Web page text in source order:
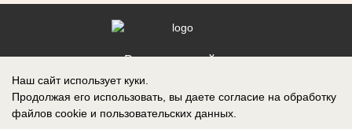
Реклама на сайте
Наш сайт использует куки.
Продолжая его использовать, вы даете согласие на обработку
файлов cookie и пользовательских данных.